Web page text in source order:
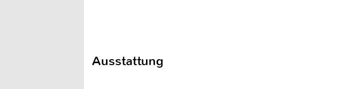
Ausstattung